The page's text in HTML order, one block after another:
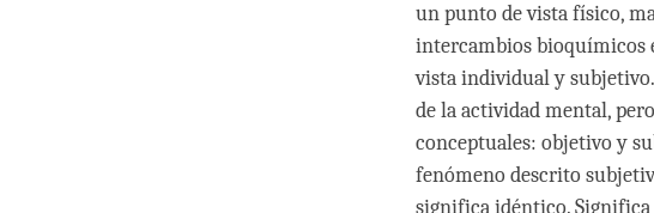
un punto de vista físico,
intercambios bioquímicos
vista individual y
de la actividad mental,
conceptuales: objetivo y
fenómeno descrito
significa idéntico. Significa